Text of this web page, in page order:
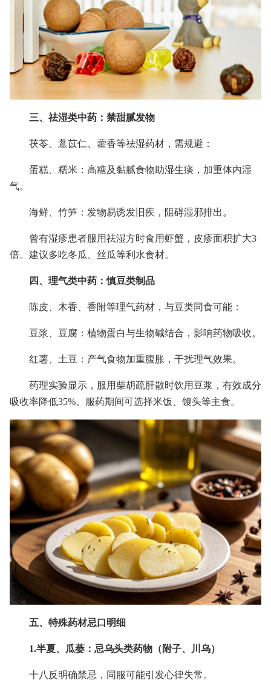
三、祛湿类中药：禁甜腻发物
茯苓、薏苡仁、藿香等祛湿药材，需规避：
蛋糕、糯米：高糖及黏腻食物助湿生痰，加重体内湿
气。
海鲜、竹笋：发物易诱发旧疾，阻碍湿邪排出。
曾有湿疹患者服用祛湿方时食用虾蟹，皮疹面积扩大3
倍。建议多吃冬瓜、丝瓜等利水食材。
四、理气类中药：慎豆类制品
陈皮、木香、香附等理气药材，与豆类同食可能：
豆浆、豆腐：植物蛋白与生物碱结合，影响药物吸收。
红薯、土豆：产气食物加重腹胀，干扰理气效果。
药理实验显示，服用柴胡疏肝散时饮用豆浆，有效成分
吸收率降低35%。服药期间可选择米饭、馒头等主食。
五、特殊药材忌口明细
1.半夏、瓜蒌：忌乌头类药物（附子、川乌）
十八反明确禁忌，同服可能引发心律失常。